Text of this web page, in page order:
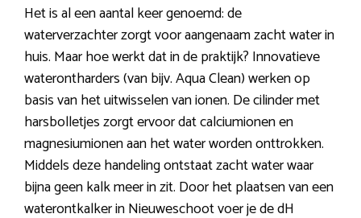
Het is al een aantal keer genoemd: de
waterverzachter zorgt voor aangenaam zacht water in
huis. Maar hoe werkt dat in de praktijk? Innovatieve
waterontharders (van bijv. Aqua Clean) werken op
basis van het uitwisselen van ionen. De cilinder met
harsbolletjes zorgt ervoor dat calciumionen en
magnesiumionen aan het water worden onttrokken.
Middels deze handeling ontstaat zacht water waar
bijna geen kalk meer in zit. Door het plaatsen van een
waterontkalker in Nieuweschoot voer je de dH